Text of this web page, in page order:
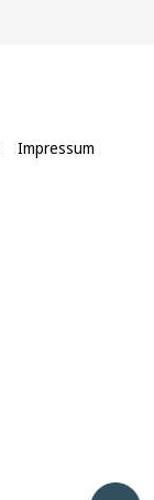
Impressum